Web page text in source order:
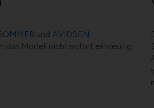
und AVIDSEN
das Modell nicht sofort eindeutig